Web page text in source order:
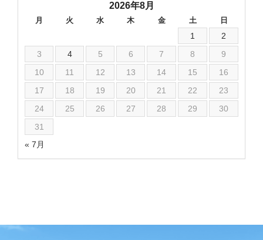
2026年8月
月 火 水 木 金 土 日
« 7月
1
2
3
4 5 6 7 8
9
10
11 12 13 14 15
16
17
18 19 20 21 22
23
24
25 26 27 28 29
30
31